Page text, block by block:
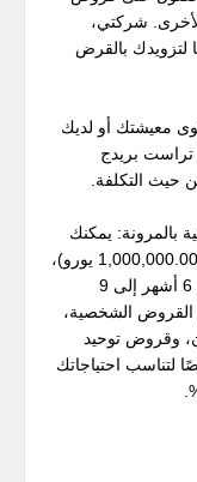
شركتي،
لتزويدك بالقرض
معيشتك أو لديك
تراست بريدج
حيث التكلفة.
بالمرونة: يمكنك
اقتراض ما يصل إلى مليون يورو (1,000,000.00 يورو)،
مع فترات سداد مريحة تتراوح من 6 أشهر إلى 9
الشخصية،
وقروض توحيد
لتناسب احتياجاتك